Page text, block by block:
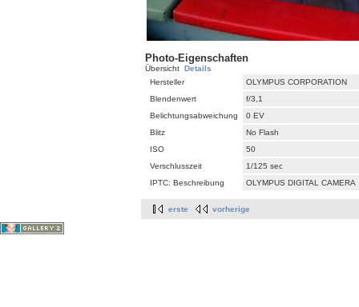
Photo-Eigenschaften
Übersicht Details
Hersteller
OLYMPUS CORPORATION
Blendenwert
f/3,1
Belichtungsabweichung
0 EV
Blitz
No Flash
ISO
50
Verschlusszeit
1/125 sec
IPTC: Beschreibung
OLYMPUS DIGITAL CAMERA
erste vorherige